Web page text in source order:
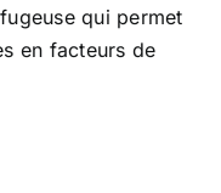
qui permet
en facteurs de